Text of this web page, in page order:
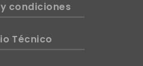
condiciones
Técnico